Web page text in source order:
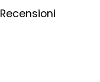
Recensioni